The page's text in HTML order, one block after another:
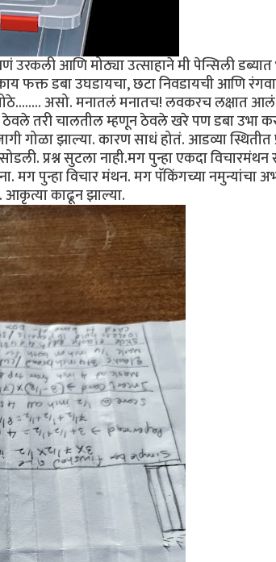
उरकली आणि मोठ्या उत्साहाने मी पेन्सिली
फक्त डबा उघडायचा, छटा निवडायची आणि
असो. मनातलं मनातच! लवकरच लक्षात
तरी चालतील म्हणून ठेवले खरे पण डबा उभा
गोळा‌ झाल्या. कारण साधं होतं. आडव्या स्थितीत
प्रश्न सुटला नाही.मग पुन्हा एकदा
मग पुन्हा विचार मंथन. मग पॅकिंगच्या नमुन्यांचा
काढून झाल्या.